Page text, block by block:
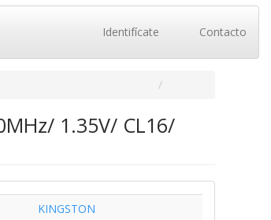
Identifícate Contacto
1.35V/ CL16/
KINGSTON